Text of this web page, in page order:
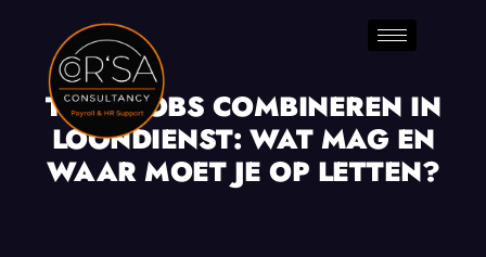
TWEE JOBS COMBINEREN IN
LOONDIENST: WAT MAG EN
WAAR MOET JE OP LETTEN?